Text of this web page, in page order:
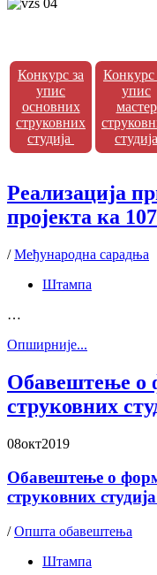
Конкурс за
упис
основних
струковних
студија
Конкурс
упис
мастер
студија
Реализација
пројекта ка 107
/Међународна сарадња
Штампа
…
Oпширније...
Обавештење о
струковних
08окт2019
Обавештење о
струковних
/Општа обавештења
Штампа